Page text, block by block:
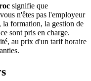
signifie que
n'êtes pas l'employeur
formation, la gestion de
sont pris en charge.
au prix d'un tarif horaire